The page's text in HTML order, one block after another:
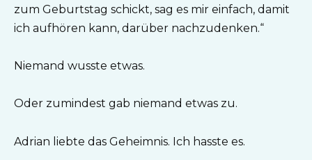
zum Geburtstag schickt, sag es mir einfach, damit
ich aufhören kann, darüber nachzudenken.“
Niemand wusste etwas.
Oder zumindest gab niemand etwas zu.
Adrian liebte das Geheimnis. Ich hasste es.